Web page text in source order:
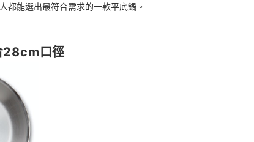
都能選出最符合需求的一款平底鍋。
28cm口徑